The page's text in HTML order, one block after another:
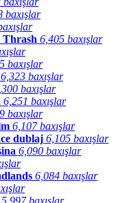
baxışlar
6,405 baxışlar
baxışlar
6,323 baxışlar
baxışlar
6,251 baxışlar
baxışlar
6,107 baxışlar
dublaj 6,105 baxışlar
6,090 baxışlar
6,084 baxışlar